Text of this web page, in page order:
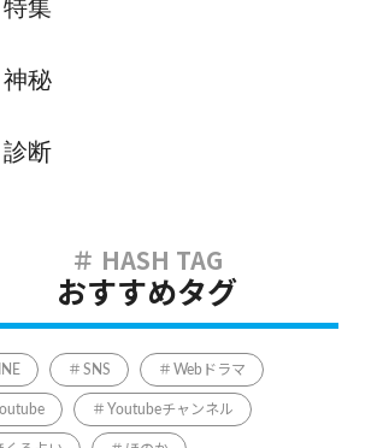
特集
神秘
診断
おすすめタグ
SNS Webドラマ
Youtubeチャンネル